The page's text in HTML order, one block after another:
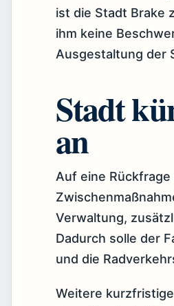
ist die Stadt Brake
ihm keine
Ausgestaltung der
Stadt
an
Auf eine
Verwaltung,
Dadurch solle der
und die
Weitere